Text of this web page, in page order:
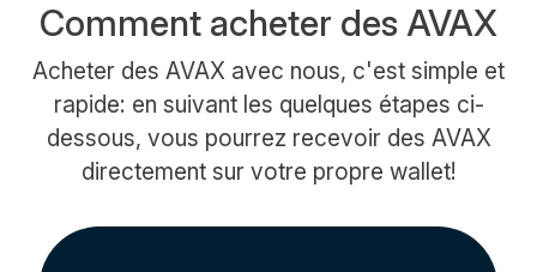
Comment acheter des AVAX
Acheter des AVAX avec nous, c'est simple et
rapide: en suivant les quelques étapes ci-
dessous, vous pourrez recevoir des AVAX
directement sur votre propre wallet!